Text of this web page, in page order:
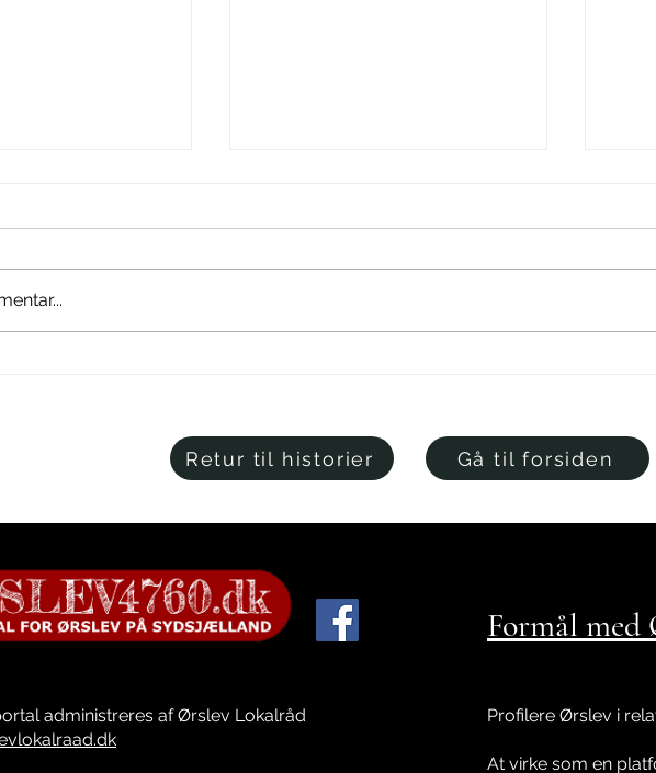
Retur til historier Gå til forsiden
administreres af Ørslev Lokalråd
Formål
Profilere Ørslev i
At virke som en